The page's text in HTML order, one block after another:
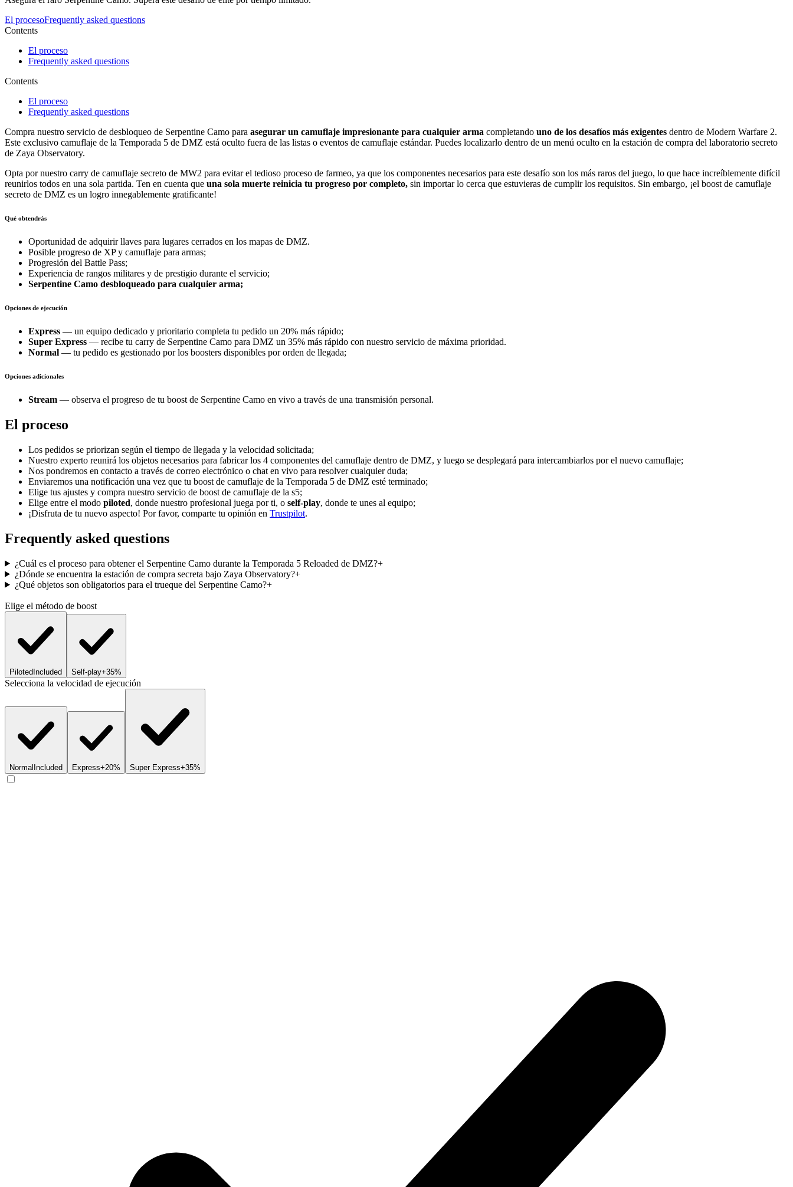
El procesoFrequently asked questions
Contents
El proceso
Frequently asked questions
Contents
El proceso
Frequently asked questions
Compra nuestro servicio de desbloqueo de Serpentine Camo para asegurar un camuflaje impresionante para cualquier arma completando uno de los desafíos más exigentes dentro de Modern Warfare 2.
Este exclusivo camuflaje de la Temporada 5 de DMZ está oculto fuera de las listas o eventos de camuflaje estándar. Puedes localizarlo dentro de un menú oculto en la estación de compra del laboratorio secreto
de Zaya Observatory.
Opta por nuestro carry de camuflaje secreto de MW2 para evitar el tedioso proceso de farmeo, ya que los componentes necesarios para este desafío son los más raros del juego, lo que hace increíblemente difícil
reunirlos todos en una sola partida. Ten en cuenta que una sola muerte reinicia tu progreso por completo, sin importar lo cerca que estuvieras de cumplir los requisitos. Sin embargo, ¡el boost de camuflaje
secreto de DMZ es un logro innegablemente gratificante!
Qué obtendrás
Oportunidad de adquirir llaves para lugares cerrados en los mapas de DMZ.
Posible progreso de XP y camuflaje para armas;
Progresión del Battle Pass;
Experiencia de rangos militares y de prestigio durante el servicio;
Serpentine Camo desbloqueado para cualquier arma;
Opciones de ejecución
Express — un equipo dedicado y prioritario completa tu pedido un 20% más rápido;
Super Express — recibe tu carry de Serpentine Camo para DMZ un 35% más rápido con nuestro servicio de máxima prioridad.
Normal — tu pedido es gestionado por los boosters disponibles por orden de llegada;
Opciones adicionales
Stream — observa el progreso de tu boost de Serpentine Camo en vivo a través de una transmisión personal.
El proceso
Los pedidos se priorizan según el tiempo de llegada y la velocidad solicitada;
Nuestro experto reunirá los objetos necesarios para fabricar los 4 componentes del camuflaje dentro de DMZ, y luego se desplegará para intercambiarlos por el nuevo camuflaje;
Nos pondremos en contacto a través de correo electrónico o chat en vivo para resolver cualquier duda;
Enviaremos una notificación una vez que tu boost de camuflaje de la Temporada 5 de DMZ esté terminado;
Elige tus ajustes y compra nuestro servicio de boost de camuflaje de la s5;
Elige entre el modo piloted, donde nuestro profesional juega por ti, o self-play, donde te unes al equipo;
¡Disfruta de tu nuevo aspecto! Por favor, comparte tu opinión en Trustpilot.
Frequently asked questions
¿Cuál es el proceso para obtener el Serpentine Camo durante la Temporada 5 Reloaded de DMZ?+
¿Dónde se encuentra la estación de compra secreta bajo Zaya Observatory?+
¿Qué objetos son obligatorios para el trueque del Serpentine Camo?+
Elige el método de boost
Piloted Included Self-play+35%
Selecciona la velocidad de ejecución
Normal Included Express+20% Super Express+35%